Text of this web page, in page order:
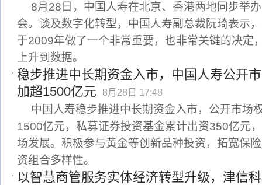
8月28日，中国人寿在北京、香港两地同步举
会。谈及数字化转型，中国人寿副总裁阮琦表示
于2009年做了一个非常重要，也非常关键的决定
上升到数据。
稳步推进中长期资金入市，中国人寿公开
加超1500亿元
8月28日 17:48
中国人寿稳步推进中长期资金入市，公开市场
1500亿元，私募证券投资基金累计出资350亿元
场发展。积极参与黄金等创新品种投资，拓宽保
资组合多样性。
以智慧商管服务实体经济转型升级，津信